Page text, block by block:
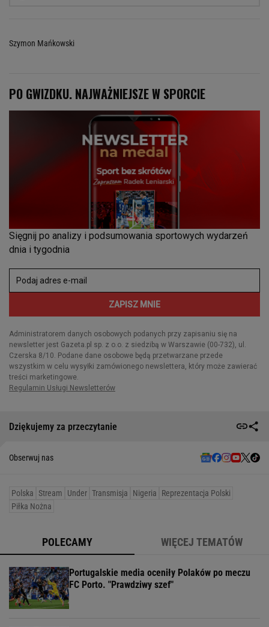
Szymon Mańkowski
Dziękujemy za przeczytanie
Obserwuj nas
Polska Stream Under Transmisja Nigeria
Reprezentacja Polski
Piłka Nożna
POLECAMY WIĘCEJ TEMATÓW
Portugalskie media oceniły Polaków po meczu
FC Porto. "Prawdziwy szef"